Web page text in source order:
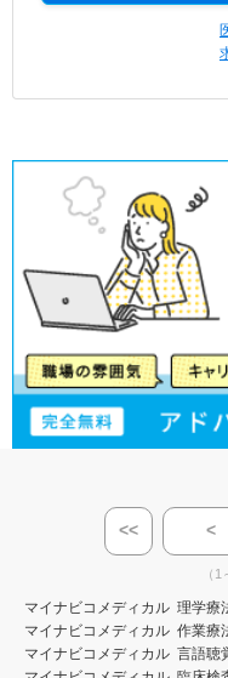
<< <
（
マイナビコメディカル 理学療
マイナビコメディカル 作業療
マイナビコメディカル 言語聴